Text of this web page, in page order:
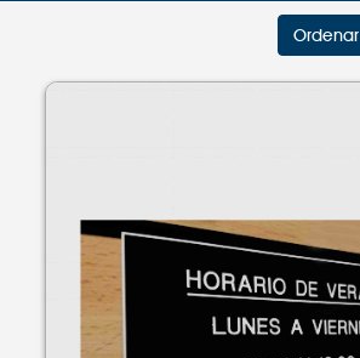
Ordenar